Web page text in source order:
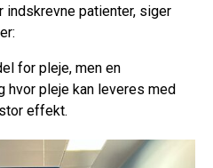
patienter, siger
for pleje, men en
hvor pleje kan leveres med
effekt.